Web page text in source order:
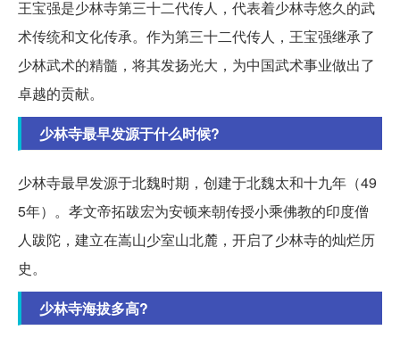
王宝强是少林寺第三十二代传人，代表着少林寺悠久的武
术传统和文化传承。作为第三十二代传人，王宝强继承了
少林武术的精髓，将其发扬光大，为中国武术事业做出了
卓越的贡献。
少林寺最早发源于什么时候?
少林寺最早发源于北魏时期，创建于北魏太和十九年（49
5年）。孝文帝拓跋宏为安顿来朝传授小乘佛教的印度僧
人跋陀，建立在嵩山少室山北麓，开启了少林寺的灿烂历
史。
少林寺海拔多高?